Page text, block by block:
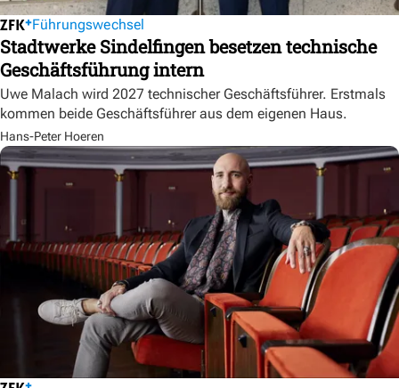
Führungswechsel
Stadtwerke Sindelfingen besetzen technische
Geschäftsführung intern
Uwe Malach wird 2027 technischer Geschäftsführer. Erstmals
kommen beide Geschäftsführer aus dem eigenen Haus.
Hans-Peter Hoeren